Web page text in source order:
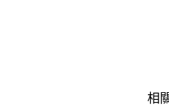
相